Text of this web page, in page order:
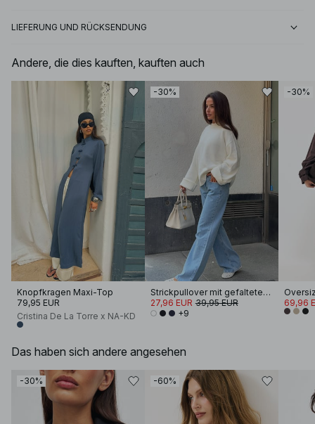
LIEFERUNG UND RÜCKSENDUNG
Andere, die dies kauften, kauften auch
Knopfkragen Maxi-Top
79,95 EUR
Cristina De La Torre x NA-KD
-30%
Strickpullover mit gefalteten Ärmeln
27,96 EUR 39,95 EUR
+9
-30%
69,96
Das haben sich andere angesehen
-30% -60%